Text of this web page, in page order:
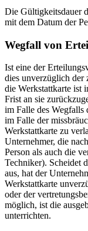
Die Gültigkeitsdauer
mit dem Datum der
Wegfall von
Ist eine der
dies unverzüglich der
die Werkstattkarte ist
Frist an sie
im Falle des Wegfalls
im Falle der
Werkstattkarte zu
Unternehmer, die
Person als auch die
Techniker). Scheidet
aus, hat der
Werkstattkarte
oder der
möglich, ist die
unterrichten.